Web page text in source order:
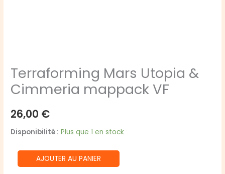
Terraforming Mars Utopia &
Cimmeria mappack VF
26,00 €
Disponibilité : Plus que 1 en stock
quantité
de
AJOUTER AU PANIER